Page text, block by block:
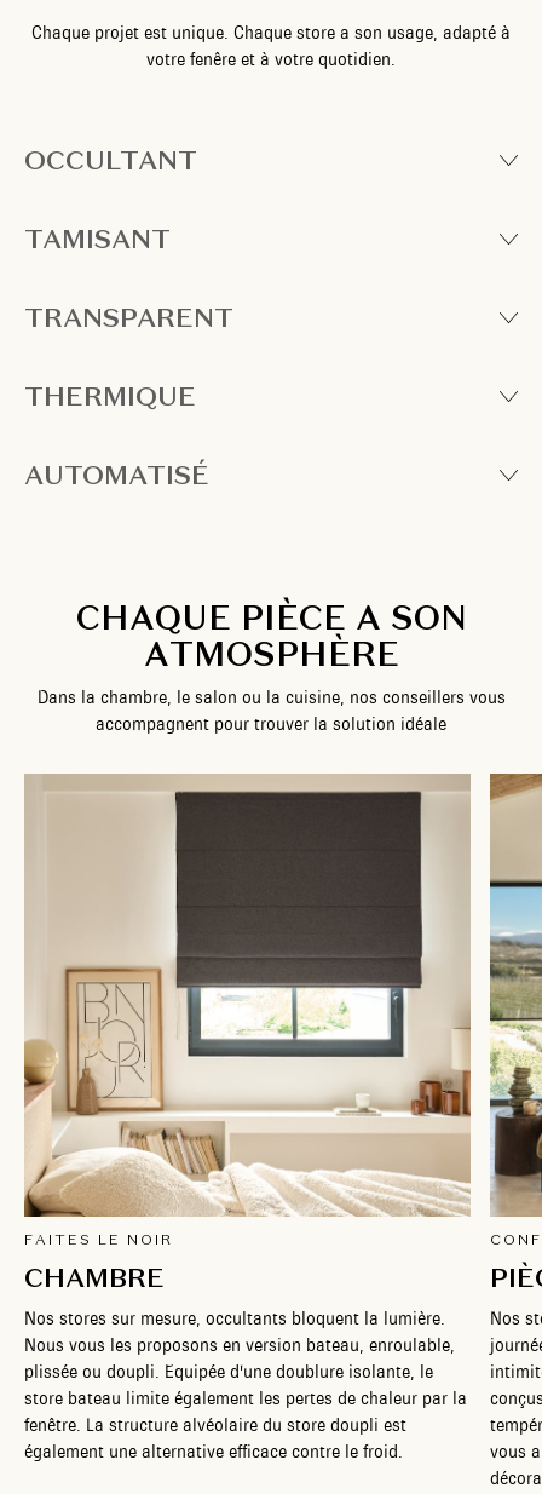
Chaque projet est unique. Chaque store a son usage, adapté à
votre fenêre et à votre quotidien.
OCCULTANT
TAMISANT
TRANSPARENT
THERMIQUE
AUTOMATISÉ
CHAQUE PIÈCE A SON
ATMOSPHÈRE
Dans la chambre, le salon ou la cuisine, nos conseillers vous
accompagnent pour trouver la solution idéale
FAITES LE NOIR
CHAMBRE
Nos stores sur mesure, occultants bloquent la lumière.
Nous vous les proposons en version bateau, enroulable,
plissée ou doupli. Equipée d'une doublure isolante, le
store bateau limite également les pertes de chaleur par la
fenêtre. La structure alvéolaire du store doupli est
également une alternative efficace contre le froid.
Nos
vous